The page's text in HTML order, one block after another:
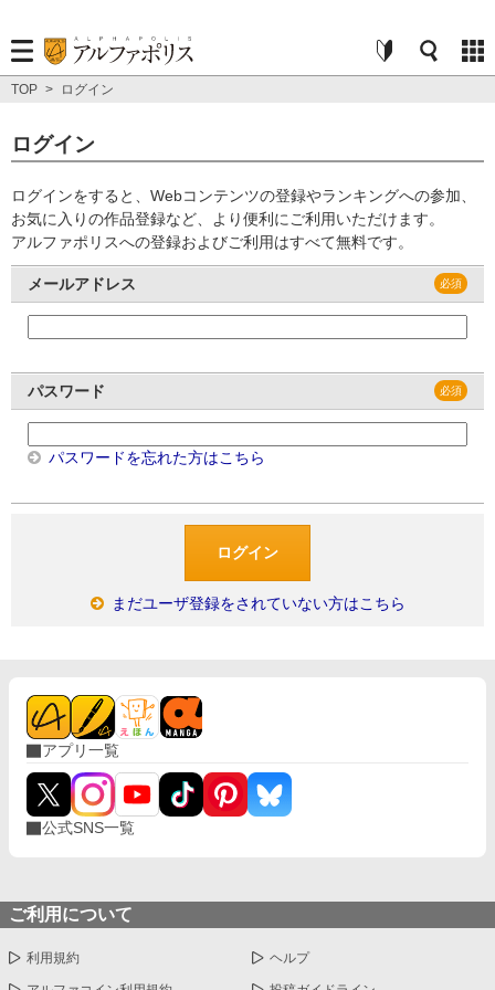
TOP > ログイン
ログイン
ログインをすると、Webコンテンツの登録やランキングへの参加、
お気に入りの作品登録など、より便利にご利用いただけます。
アルファポリスへの登録およびご利用はすべて無料です。
メールアドレス
パスワード
パスワードを忘れた方はこちら
まだユーザ登録をされていない方はこちら
アプリ一覧
公式SNS一覧
ご利用について
利用規約 ヘルプ